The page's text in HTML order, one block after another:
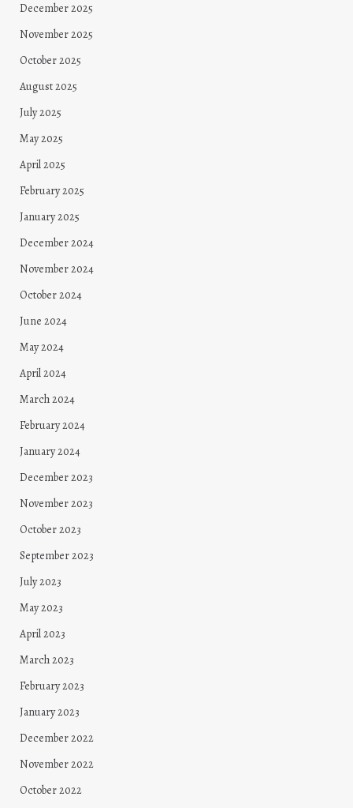
December 2025
November 2025
October 2025
August 2025
July 2025
May 2025
April 2025
February 2025
January 2025
December 2024
November 2024
October 2024
June 2024
May 2024
April 2024
March 2024
February 2024
January 2024
December 2023
November 2023
October 2023
September 2023
July 2023
May 2023
April 2023
March 2023
February 2023
January 2023
December 2022
November 2022
October 2022